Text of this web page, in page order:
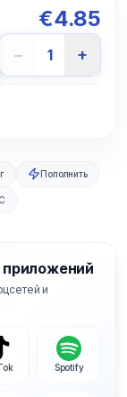
€4.85
− 1 +
Пополнить
и
Spotify